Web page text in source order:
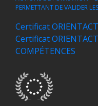
PERMETTANT DE VALIDER
Certificat
Certificat
COMPÉTENCES